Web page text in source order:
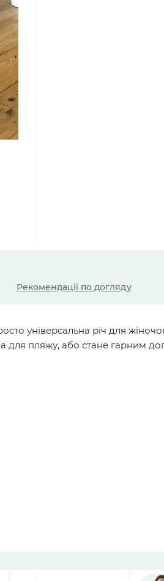
Рекомендації по догляду
універсальна річ для
для пляжу, або стане гарним